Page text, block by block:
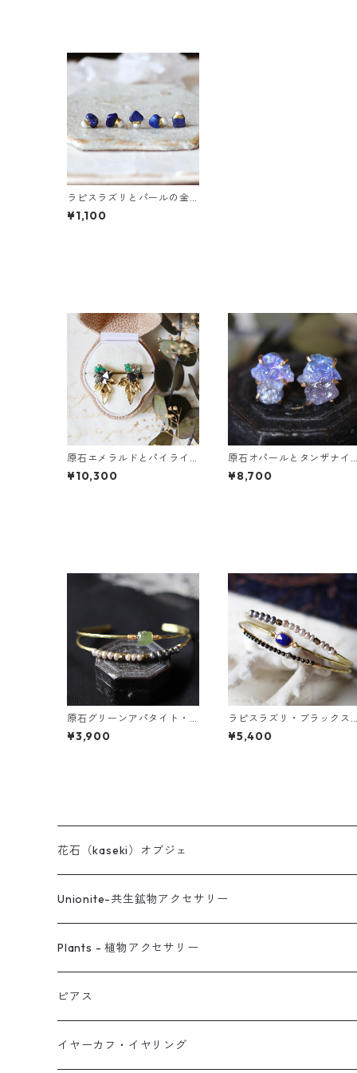
ラピスラズリとパールの金
継ぎプチピアス（1個/片方）
¥1,100
原石エメラルドとパイライ
トとクレマチスの葉ピアス
¥10,300
原石オパールとタンザナイ
トのピアス
¥8,700
原石グリーンアパタイト・
グレーパールの2連バングル
¥3,900
ラピスラズリ・ブラックス
ピネル・パールの3連バング
ル
¥5,400
花石（kaseki）オブジェ
Unionite-共生鉱物アクセサリー
ピアス
ネックレス
イヤーカフ
Plants - 植物アクセサリー
ピアス
ネックレス
ピアス
スタッド・一粒
イヤーカフ・イヤリング